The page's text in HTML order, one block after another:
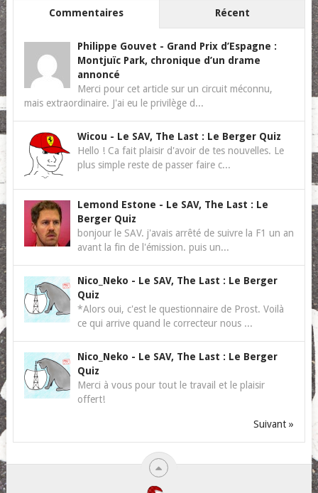
Commentaires Récent
Philippe Gouvet - Grand Prix d’Espagne :
Montjuïc Park, chronique d’un drame
annoncé
Merci pour cet article sur un circuit méconnu,
mais extraordinaire. J'ai eu le privilège d...
Wicou - Le SAV, The Last : Le Berger Quiz
Hello ! Ca fait plaisir d'avoir de tes nouvelles. Le
plus simple reste de passer faire c...
Lemond Estone - Le SAV, The Last : Le
Berger Quiz
bonjour le SAV. j'avais arrêté de suivre la F1 un an
avant la fin de l'émission. puis un...
Nico_Neko - Le SAV, The Last : Le Berger
Quiz
*Alors oui, c'est le questionnaire de Prost. Voilà
ce qui arrive quand le correcteur nous ...
Nico_Neko - Le SAV, The Last : Le Berger
Quiz
Merci à vous pour tout le travail et le plaisir
offert!
Suivant »